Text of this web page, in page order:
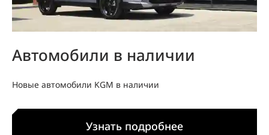
Автомобили в наличии
Новые автомобили KGM в наличии
Узнать подробнее